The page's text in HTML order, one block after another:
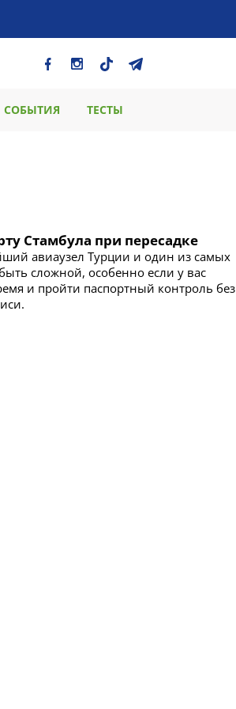
СОБЫТИЯ ТЕСТЫ
Стамбула при пересадке
авиаузел Турции и один из самых
сложной, особенно если у вас
и пройти паспортный контроль без